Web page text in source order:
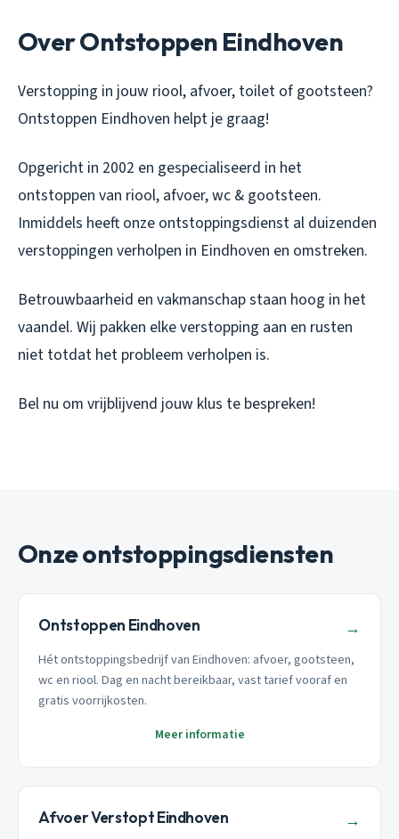
Over Ontstoppen Eindhoven
Verstopping in jouw riool, afvoer, toilet of gootsteen?
Ontstoppen Eindhoven helpt je graag!
Opgericht in 2002 en gespecialiseerd in het
ontstoppen van riool, afvoer, wc & gootsteen.
Inmiddels heeft onze ontstoppingsdienst al duizenden
verstoppingen verholpen in Eindhoven en omstreken.
Betrouwbaarheid en vakmanschap staan hoog in het
vaandel. Wij pakken elke verstopping aan en rusten
niet totdat het probleem verholpen is.
Bel nu om vrijblijvend jouw klus te bespreken!
Onze ontstoppingsdiensten
Ontstoppen Eindhoven →
Hét ontstoppingsbedrijf van Eindhoven: afvoer, gootsteen,
wc en riool. Dag en nacht bereikbaar, vast tarief vooraf en
gratis voorrijkosten.
Meer informatie
Afvoer Verstopt Eindhoven →